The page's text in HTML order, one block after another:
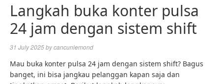
Langkah buka konter pulsa
24 jam dengan sistem shift
31 July 2025bycancunlemond
Mau buka konter pulsa 24 jam dengan sistem shift? Bagus
banget, ini bisa jangkau pelanggan kapan saja dan